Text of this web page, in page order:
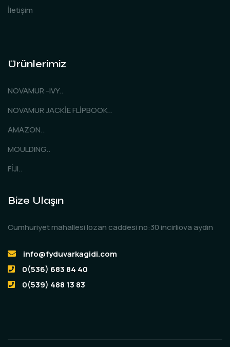
İletişim
Ürünlerimiz
NOVAMUR -IVY..
NOVAMUR JACKİE FLİPBOOK..
AMAZON..
MOULDING..
FİJI..
Bize Ulaşın
Cumhuriyet mahallesi lozan caddesi no:30 incirliova aydın
info@fyduvarkagidi.com
0(536) 683 84 40
0(539) 488 13 83